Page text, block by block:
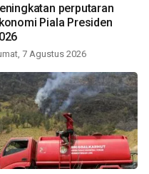
perputaran
Piala Presiden
7 Agustus 2026